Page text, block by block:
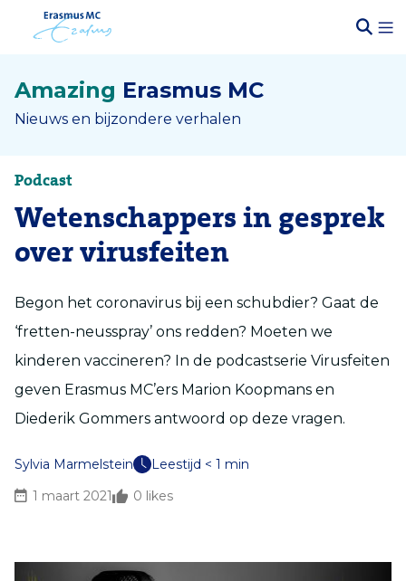
Amazing Erasmus MC
Nieuws en bijzondere verhalen
Podcast
Wetenschappers in gesprek
over virusfeiten
Begon het coronavirus bij een schubdier? Gaat de
‘fretten-neusspray’ ons redden? Moeten we
kinderen vaccineren? In de podcastserie Virusfeiten
geven Erasmus MC’ers Marion Koopmans en
Diederik Gommers antwoord op deze vragen.
Sylvia Marmelstein
Leestijd < 1 min
1 maart 2021
0 likes